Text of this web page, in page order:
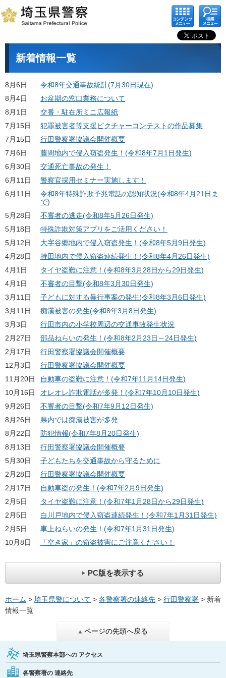
コンテ
ンツメ
ニュー
検索メ
ニュー
新着情報一覧
8月6日
令和8年交通事故統計(7月30日現在)
8月4日
お盆期の窓口業務について
8月1日
交番・駐在所ミニ広報紙
7月15日
犯罪被害者等支援ピクチャーコンテストの作品募集
7月15日
行田警察署協議会開催概要
7月6日
藤間地内で侵入窃盗発生！(令和8年7月1日発生)
6月30日
交通死亡事故の発生！
6月11日
警察官採用セミナー実施します！
6月11日
令和8年特殊詐欺予兆電話の認知状況(令和8年4月21日ま
で)
5月28日
不審者の逃走(令和8年5月26日発生)
5月18日
特殊詐欺対策アプリをご活用ください！
5月12日
大字谷郷地内で侵入窃盗発生！(令和8年5月9日発生)
4月28日
持田地内で侵入窃盗連続発生！(令和8年4月26日発生)
4月1日
タイヤ盗難に注意！(令和8年3月28日から29日発生)
4月1日
不審者の目撃(令和8年3月30日発生)
3月11日
子どもに対する暴行事案の発生(令和8年3月6日発生)
3月11日
痴漢被害の発生(令和8年3月8日発生)
3月3日
行田市内の小学校周辺の交通事故発生状況
2月27日
部品ねらいの発生！(令和8年2月23日～24日発生)
2月17日
行田警察署協議会開催概要
12月3日
行田警察署協議会開催概要
11月20日
自動車の盗難に注意！(令和7年11月14日発生)
10月16日
オレオレ詐欺電話が多発！(令和7年10月10日発生)
9月26日
不審者の目撃(令和7年9月12日発生)
8月26日
県内では痴漢被害が多発
8月22日
防犯情報(令和7年8月20日発生)
8月13日
行田警察署協議会開催概要
5月30日
子どもたちを交通事故から守るために
2月28日
行田警察署協議会開催概要
2月17日
自動車盗の発生！(令和7年2月9日発生)
2月5日
タイヤ盗難に注意！(令和7年1月28日から29日発生)
2月5日
白川戸地内で侵入窃盗連続発生！(令和7年1月31日発生)
2月5日
車上ねらいの発生！(令和7年1月31日発生)
10月8日
「空き家」の窃盗被害にご注意ください！
PC版を表示する
ホーム > 埼玉県警について > 各警察署の連絡先 > 行田警察署 > 新着
情報一覧
ページの先頭へ戻る
埼玉県警察本部への アクセス
各警察署の 連絡先